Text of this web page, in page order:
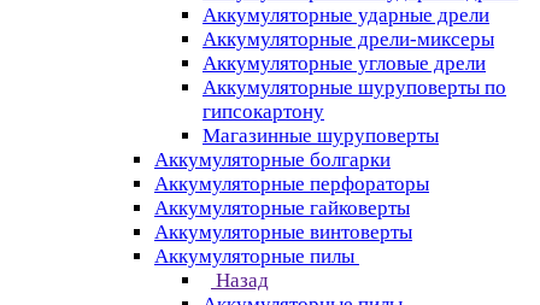
Аккумуляторные ударные дрели
Аккумуляторные дрели-миксеры
Аккумуляторные угловые дрели
Аккумуляторные шуруповерты по
гипсокартону
Магазинные шуруповерты
Аккумуляторные болгарки
Аккумуляторные перфораторы
Аккумуляторные гайковерты
Аккумуляторные винтоверты
Аккумуляторные пилы
Назад